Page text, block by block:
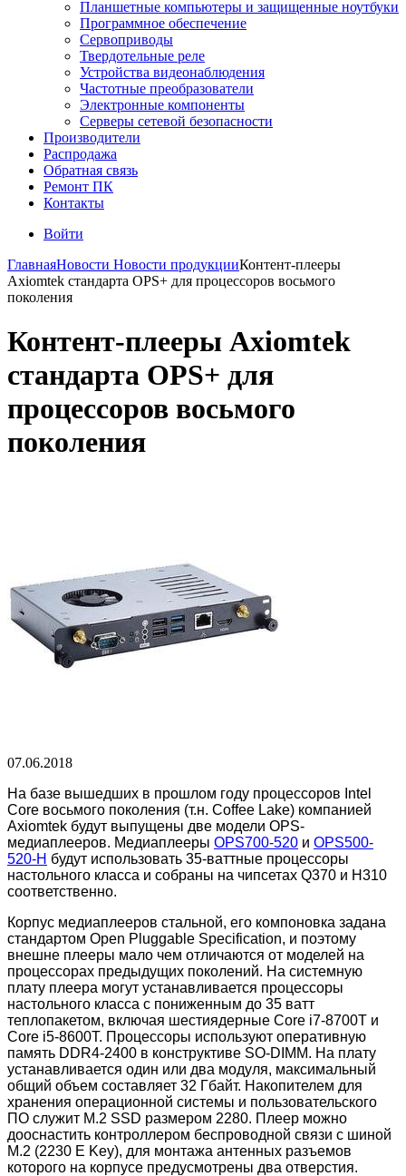
Планшетные компьютеры и защищенные ноутбуки
Программное обеспечение
Сервоприводы
Твердотельные реле
Устройства видеонаблюдения
Частотные преобразователи
Электронные компоненты
Серверы сетевой безопасности
Производители
Распродажа
Обратная связь
Ремонт ПК
Контакты
Войти
ГлавнаяНовости Новости продукцииКонтент-плееры
Axiomtek стандарта OPS+ для процессоров восьмого
поколения
Контент-плееры Axiomtek
стандарта OPS+ для
процессоров восьмого
поколения
07.06.2018
На базе вышедших в прошлом году процессоров Intel
Core восьмого поколения (т.н. Coffee Lake) компанией
Axiomtek будут выпущены две модели OPS-
медиаплееров. Медиаплееры OPS700-520 и OPS500-
520-H будут использовать 35-ваттные процессоры
настольного класса и собраны на чипсетах Q370 и H310
соответственно.
Корпус медиаплееров стальной, его компоновка задана
стандартом Open Pluggable Specification, и поэтому
внешне плееры мало чем отличаются от моделей на
процессорах предыдущих поколений. На системную
плату плеера могут устанавливается процессоры
настольного класса с пониженным до 35 ватт
теплопакетом, включая шестиядерные Core i7-8700T и
Core i5-8600T. Процессоры используют оперативную
память DDR4-2400 в конструктиве SO-DIMM. На плату
устанавливается один или два модуля, максимальный
общий объем составляет 32 Гбайт. Накопителем для
хранения операционной системы и пользовательского
ПО служит M.2 SSD размером 2280. Плеер можно
дооснастить контроллером беспроводной связи с шиной
M.2 (2230 E Key), для монтажа антенных разъемов
которого на корпусе предусмотрены два отверстия.